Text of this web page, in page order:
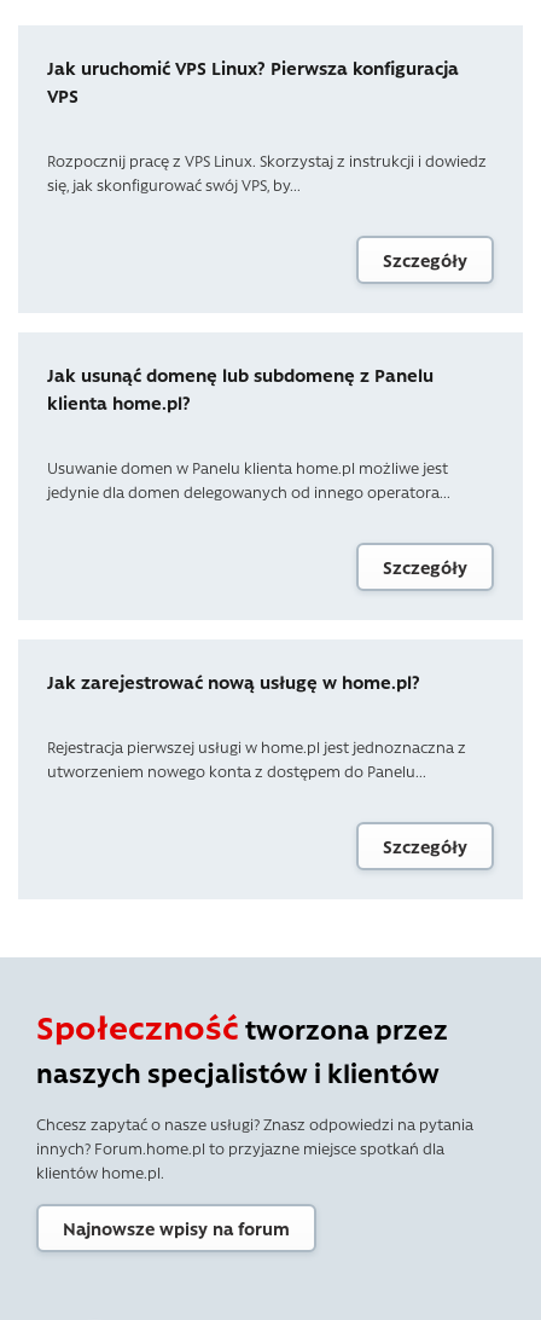
Jak uruchomić VPS Linux? Pierwsza konfiguracja
VPS
Rozpocznij pracę z VPS Linux. Skorzystaj z instrukcji i dowiedz
się, jak skonfigurować swój VPS, by...
Szczegóły
Jak usunąć domenę lub subdomenę z Panelu
klienta home.pl?
Usuwanie domen w Panelu klienta home.pl możliwe jest
jedynie dla domen delegowanych od innego operatora...
Szczegóły
Jak zarejestrować nową usługę w home.pl?
Rejestracja pierwszej usługi w home.pl jest jednoznaczna z
utworzeniem nowego konta z dostępem do Panelu...
Szczegóły
Społeczność tworzona przez
naszych specjalistów i klientów
Chcesz zapytać o nasze usługi? Znasz odpowiedzi na pytania
innych? Forum.home.pl to przyjazne miejsce spotkań dla
klientów home.pl.
Najnowsze wpisy na forum